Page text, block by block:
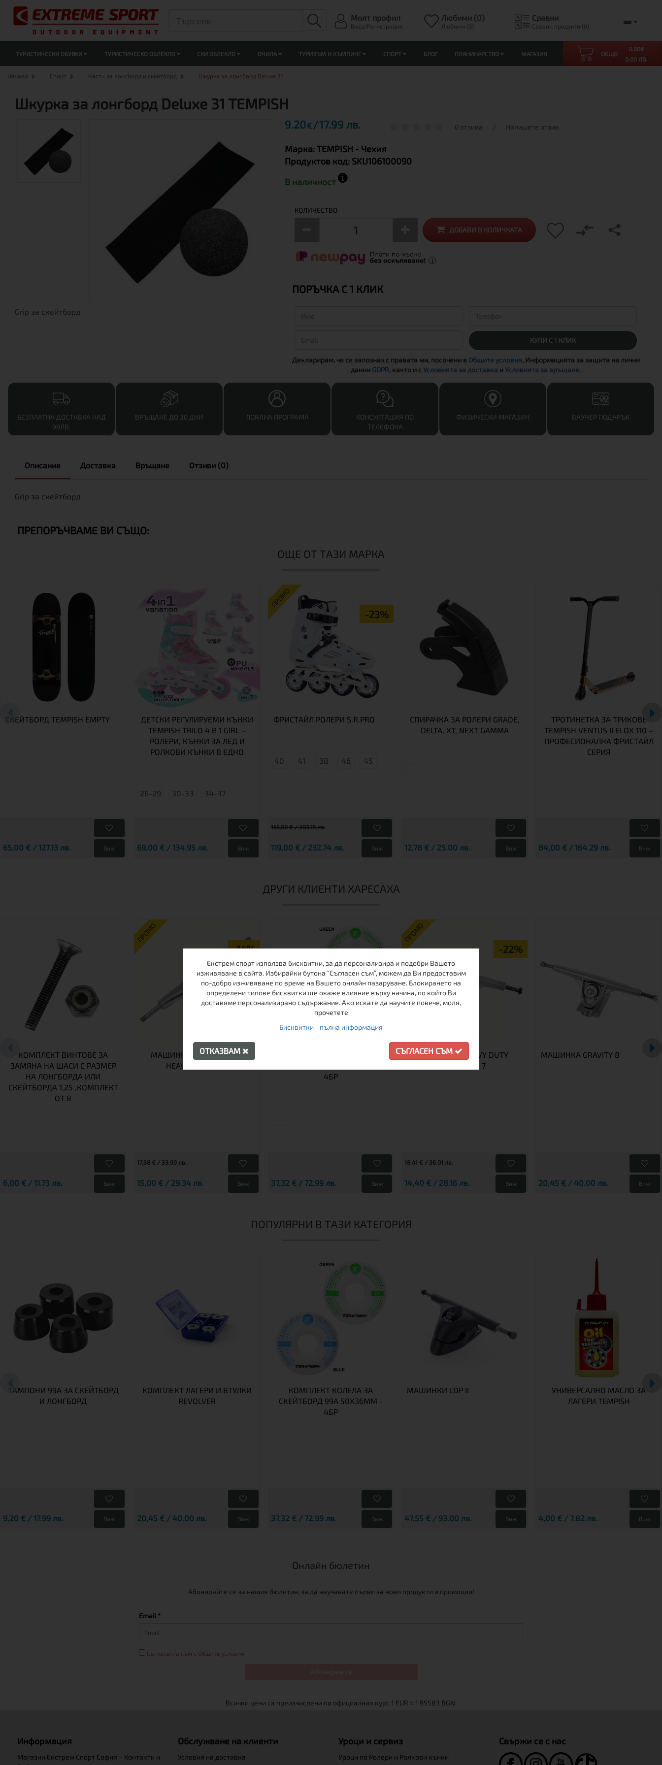
Моят профил
Вход/Регистрация
Любими (0)
Любими (0)
Сравни
Сравни продукти (0)
ТУРИСТИЧЕСКИ ОБУВКИ ТУРИСТИЧЕСКО ОБЛЕКЛО СКИ ОБЛЕКЛО ОЧИЛА ТУРИЗЪМ И КЪМПИНГ СПОРТ БЛОГ ПЛАНИНАРСТВО МАГАЗИН ОБЩО
0.00€
0.00 ЛВ.
Начало Спорт Части за лонгборд и скейтборд Шкурка за лонгборд Deluxe 31
Шкурка за лонгборд Deluxe 31 TEMPISH
Grip за скейтборд
9.20€ 17.99 лв. 0 отзива / Напишете отзив
Марка:TEMPISH - Чехия
Продуктов код: SKU106100090
В наличност
КОЛИЧЕСТВО
ДОБАВИ В КОЛИЧКАТА
ПОРЪЧКА С 1 КЛИК
КУПИ С 1 КЛИК
Декларирам, че се запознах с правата ми, посочени в Общите условия, Информацията за защита на лични
данни GDPR, както и сУсловията за доставка иУсловията за връщане.
БЕЗПЛАТНА ДОСТАВКА НАД
99ЛВ.
ВРЪЩАНЕ ДО 30 ДНИ ЛОЯЛНА ПРОГРАМА
КОНСУЛТАЦИЯ ПО
ТЕЛЕФОНА
ФИЗИЧЕСКИ МАГАЗИН ВАУЧЕР ПОДАРЪК
Описание Доставка Връщане Отзиви (0)
Grip за скейтборд
ПРЕПОРЪЧВАМЕ ВИ СЪЩО:
ОЩЕ ОТ ТАЗИ МАРКА
СКЕЙТБОРД TEMPISH EMPTY
65,00 € / 127.13 лв. Виж
ДЕТСКИ РЕГУЛИРУЕМИ КЪНКИ
TEMPISH TRILO 4 В 1 GIRL –
РОЛЕРИ, КЪНКИ ЗА ЛЕД И
РОЛКОВИ КЪНКИ В ЕДНО
26-29 30-33 34-37
69,00 € / 134.95 лв. Виж
ПРОМО
-23%
ФРИСТАЙЛ РОЛЕРИ S.R.PRO
40 41 38 46 45
155,00 € / 303.15 лв.
119,00 € / 232.74 лв. Виж
СПИРАЧКА ЗА РОЛЕРИ GRADE,
DELTA, XT, NEXT GAMMA
12,78 € / 25.00 лв. Виж
ТРОТИНЕТКА ЗА ТРИКОВЕ
TEMPISH VENTUS II ELOX 110 –
ПРОФЕСИОНАЛНА ФРИСТАЙЛ
СЕРИЯ
84,00 € / 164.29 лв. Виж
ДРУГИ КЛИЕНТИ ХАРЕСАХА
КОМПЛЕКТ ВИНТОВЕ ЗА
ЗАМЯНА НА ШАСИ С РАЗМЕР
НА ЛОНГБОРДА ИЛИ
СКЕЙТБОРДА 1,25 ,КОМПЛЕКТ
ОТ 8
6,00 € / 11.73 лв. Виж
ПРОМО
-14%
МАШИНКА ЗА ЛОНГБОРД
HEAVY DUTY AL 7
17,38 € / 33.99 лв.
15,00 € / 29.34 лв. Виж
4БР
37,32 € / 72.99 лв. Виж
ПРОМО
-22%
МАШИНКА HEAVY DUTY
POLISHED 7
18,41 € / 36.01 лв.
14,40 € / 28.16 лв. Виж
МАШИНКА GRAVITY 8
20,45 € / 40.00 лв. Виж
ПОПУЛЯРНИ В ТАЗИ КАТЕГОРИЯ
ТАМПОНИ 99A ЗА СКЕЙТБОРД
И ЛОНГБОРД
9,20 € / 17.99 лв. Виж
КОМПЛЕКТ ЛАГЕРИ И ВТУЛКИ
REVOLVER
20,45 € / 40.00 лв. Виж
КОМПЛЕКТ КОЛЕЛА ЗА
СКЕЙТБОРД 99A 50X36MM -
4БР
37,32 € / 72.99 лв. Виж
МАШИНКИ LDP II
47,55 € / 93.00 лв. Виж
УНИВЕРСАЛНО МАСЛО ЗА
ЛАГЕРИ TEMPISH
4,00 € / 7.82 лв. Виж
Онлайн бюлетин
Абонирайте се за нашия бюлетин, за да научавате първи за нови продукти и промоции!
Email *
Съгласен/а съм с Общите условия
Информация
Магазин Екстрем Спорт София – Контакти и
Обслужване на клиенти
Условия на доставка
Уроци и сервиз
Уроци по Ролери и Ролкови кънки
Свържи се с нас
Екстрем спорт използва бисквитки, за да персонализира и подобри Вашето
изживяване в сайта. Избирайки бутона “Съгласен съм”, можем да Ви предоставим
по-добро изживяване по време на Вашето онлайн пазаруване. Блокирането на
определени типове бисквитки ще окаже влияние върху начина, по който Ви
доставяме персонализирано съдържание. Ако искате да научите повече, моля,
прочетете
Бисквитки - пълна информация
ОТКАЗВАМ СЪГЛАСЕН СЪМ